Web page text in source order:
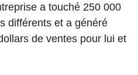
a touché 250 000
différents et a généré
de ventes pour lui et